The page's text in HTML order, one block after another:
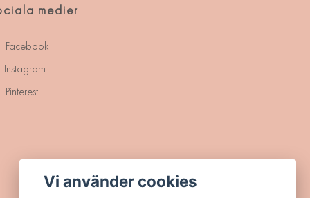
medier
Facebook
Instagram
Pinterest
Vi använder cookies